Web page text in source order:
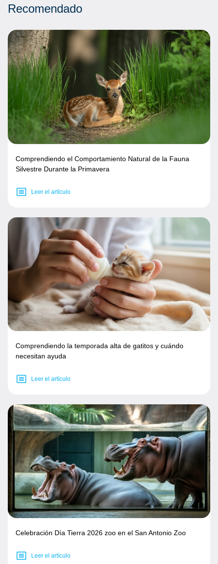
Recomendado
Comprendiendo el Comportamiento Natural de la Fauna
Silvestre Durante la Primavera
Leer el artículo
Comprendiendo la temporada alta de gatitos y cuándo
necesitan ayuda
Leer el artículo
Celebración Día Tierra 2026 zoo en el San Antonio Zoo
Leer el artículo